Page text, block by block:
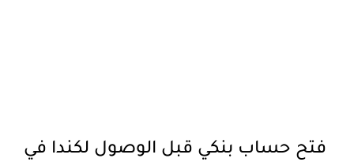
فتح حساب بنكي قبل الوصول لكندا في